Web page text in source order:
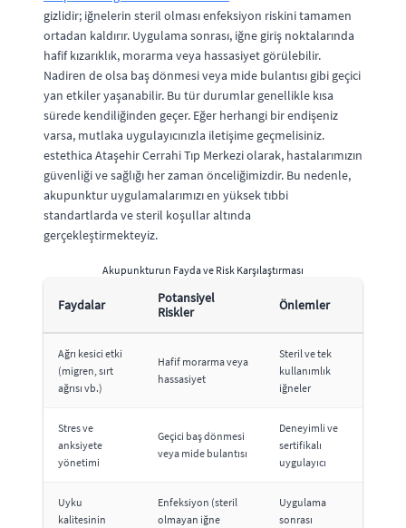
gizlidir; iğnelerin steril olması enfeksiyon riskini tamamen
ortadan kaldırır. Uygulama sonrası, iğne giriş noktalarında
hafif kızarıklık, morarma veya hassasiyet görülebilir.
Nadiren de olsa baş dönmesi veya mide bulantısı gibi geçici
yan etkiler yaşanabilir. Bu tür durumlar genellikle kısa
sürede kendiliğinden geçer. Eğer herhangi bir endişeniz
varsa, mutlaka uygulayıcınızla iletişime geçmelisiniz.
estethica Ataşehir Cerrahi Tıp Merkezi olarak, hastalarımızın
güvenliği ve sağlığı her zaman önceliğimizdir. Bu nedenle,
akupunktur uygulamalarımızı en yüksek tıbbi
standartlarda ve steril koşullar altında
gerçekleştirmekteyiz.
Akupunkturun Fayda ve Risk Karşılaştırması
Faydalar
Potansiyel
Riskler
Önlemler
Ağrı kesici etki
(migren, sırt
ağrısı vb.)
Hafif morarma veya
hassasiyet
Steril ve tek
kullanımlık
iğneler
Stres ve
anksiyete
yönetimi
Geçici baş dönmesi
veya mide bulantısı
Deneyimli ve
sertifikalı
uygulayıcı
Uyku
kalitesinin
Enfeksiyon (steril
olmayan iğne
Uygulama
sonrası